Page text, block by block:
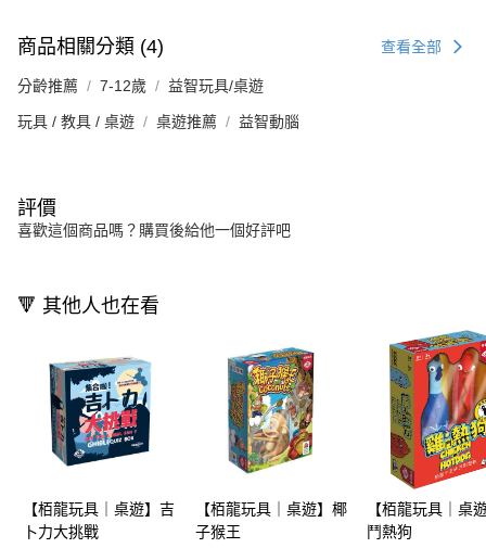
商品相關分類 (4) 查看全部
分齡推薦 7-12歲 益智玩具/桌遊
玩具 / 教具 / 桌遊 桌遊推薦 益智動腦
評價
喜歡這個商品嗎？購買後給他一個好評吧
🔻 其他人也在看
【栢龍玩具｜桌遊】吉
卜力大挑戰
【栢龍玩具｜桌遊】椰
子猴王
【栢龍玩具｜桌
鬥熱狗